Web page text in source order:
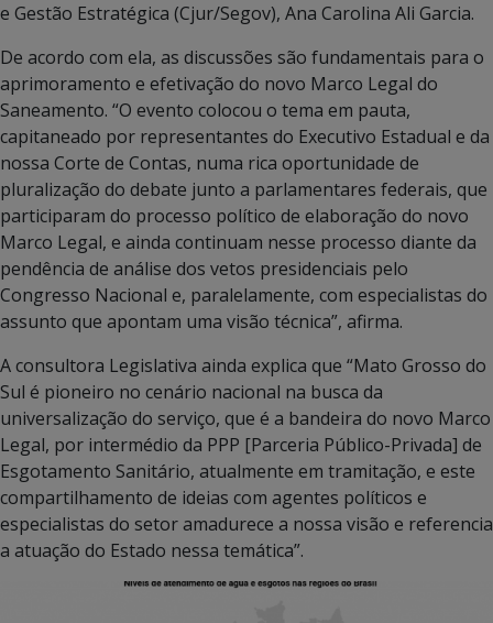
e Gestão Estratégica (Cjur/Segov), Ana Carolina Ali Garcia.
De acordo com ela, as discussões são fundamentais para o
aprimoramento e efetivação do novo Marco Legal do
Saneamento. “O evento colocou o tema em pauta,
capitaneado por representantes do Executivo Estadual e da
nossa Corte de Contas, numa rica oportunidade de
pluralização do debate junto a parlamentares federais, que
participaram do processo político de elaboração do novo
Marco Legal, e ainda continuam nesse processo diante da
pendência de análise dos vetos presidenciais pelo
Congresso Nacional e, paralelamente, com especialistas do
assunto que apontam uma visão técnica”, afirma.
A consultora Legislativa ainda explica que “Mato Grosso do
Sul é pioneiro no cenário nacional na busca da
universalização do serviço, que é a bandeira do novo Marco
Legal, por intermédio da PPP [Parceria Público-Privada] de
Esgotamento Sanitário, atualmente em tramitação, e este
compartilhamento de ideias com agentes políticos e
especialistas do setor amadurece a nossa visão e referencia
a atuação do Estado nessa temática”.